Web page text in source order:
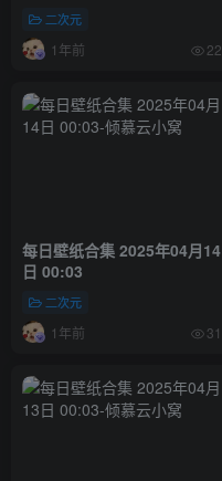
二次元
1年前 22
每日壁纸合集 2025年04月14
日 00:03
二次元
1年前 31